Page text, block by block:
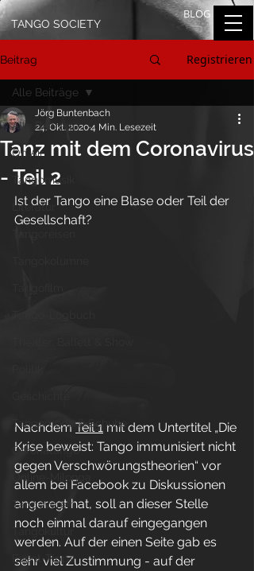
BLOG
TANGO SOCIETY
Beitrag Registrieren
Alle Beiträge
On Air
Tangomusik
Literatur
Tangomode & Schuhe
Coronatango
Online-Milonga
Tangoverein
Tangokultur
Event-Tipps
Alle Beiträge
Tanz mit dem Coronavirus
- Teil 2
Jörg Buntenbach
24. Okt. 20204 Min. Lesezeit
Ist der Tango eine Blase oder Teil der
Gesellschaft?
Nachdem Teil 1 mit dem Untertitel „Die
Krise beweist: Tango immunisiert nicht
gegen Verschwörungstheorien“ vor
allem bei Facebook zu Diskussionen
angeregt hat, soll an dieser Stelle
noch einmal darauf eingegangen
werden. Auf der einen Seite gab es
sehr viel Zustimmung - auf der